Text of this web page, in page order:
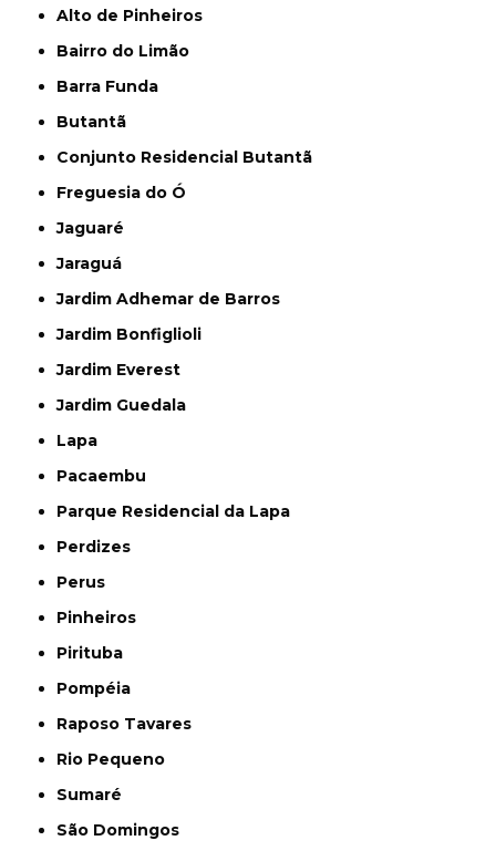
Alto de Pinheiros
Bairro do Limão
Barra Funda
Butantã
Conjunto Residencial Butantã
Freguesia do Ó
Jaguaré
Jaraguá
Jardim Adhemar de Barros
Jardim Bonfiglioli
Jardim Everest
Jardim Guedala
Lapa
Pacaembu
Parque Residencial da Lapa
Perdizes
Perus
Pinheiros
Pirituba
Pompéia
Raposo Tavares
Rio Pequeno
Sumaré
São Domingos